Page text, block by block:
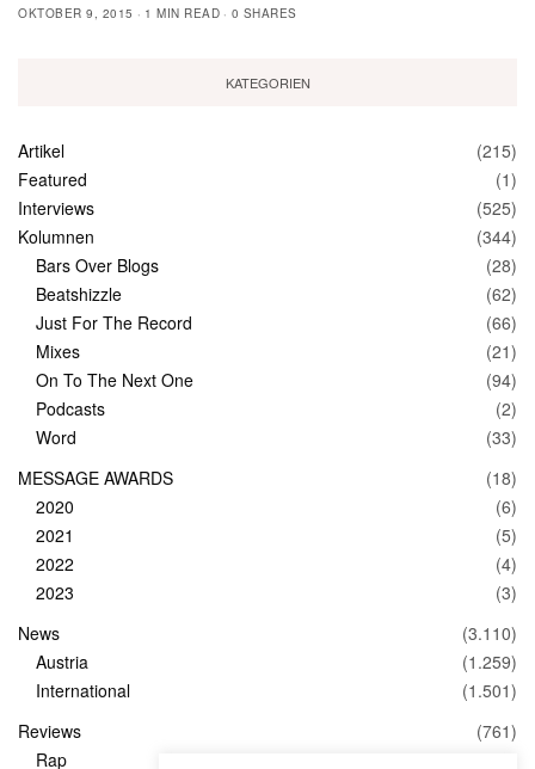
OKTOBER 9, 2015
1 MIN READ 0 SHARES
KATEGORIEN
Artikel
(215)
Featured
(1)
Interviews
(525)
Kolumnen
(344)
Bars Over Blogs
(28)
Beatshizzle
(62)
Just For The Record
(66)
Mixes
(21)
On To The Next One
(94)
Podcasts
(2)
Word
(33)
MESSAGE AWARDS
(18)
2020
(6)
2021
(5)
2022
(4)
2023
(3)
News
(3.110)
Austria
(1.259)
International
(1.501)
Reviews
(761)
Rap